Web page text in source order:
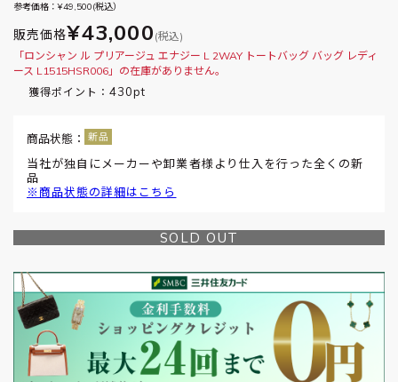
参考価格：¥49,500(税込）
販売価格¥43,000 (税込)
「ロンシャン ル プリアージュ エナジー L 2WAY トートバッグ バッグ レディ
ース L1515HSR006」の在庫がありません。
獲得ポイント： 430pt
商品状態：
当社が独自にメーカーや卸業者様より仕入を行った全くの新
品
※商品状態の詳細はこちら
SOLD OUT